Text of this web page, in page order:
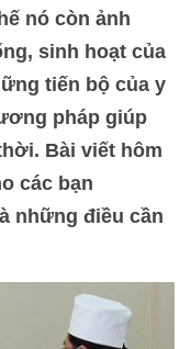
nó còn ảnh
sinh hoạt của
tiến bộ của y
pháp giúp
Bài viết hôm
các bạn
những điều cần